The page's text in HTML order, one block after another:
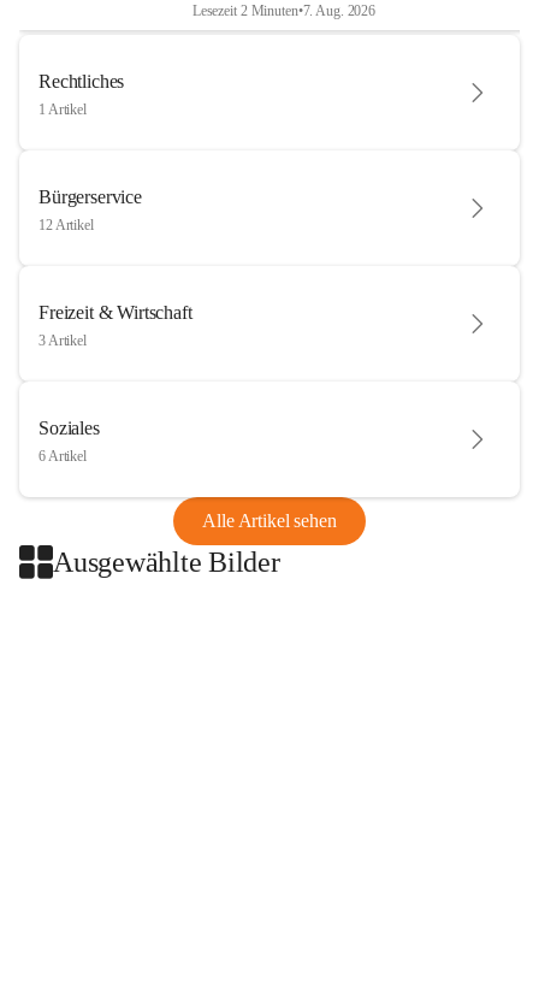
Lesezeit 2 Minuten•7. Aug. 2026
Rechtliches
1 Artikel
Bürgerservice
12 Artikel
Freizeit & Wirtschaft
3 Artikel
Soziales
6 Artikel
Alle Artikel sehen
Ausgewählte Bilder